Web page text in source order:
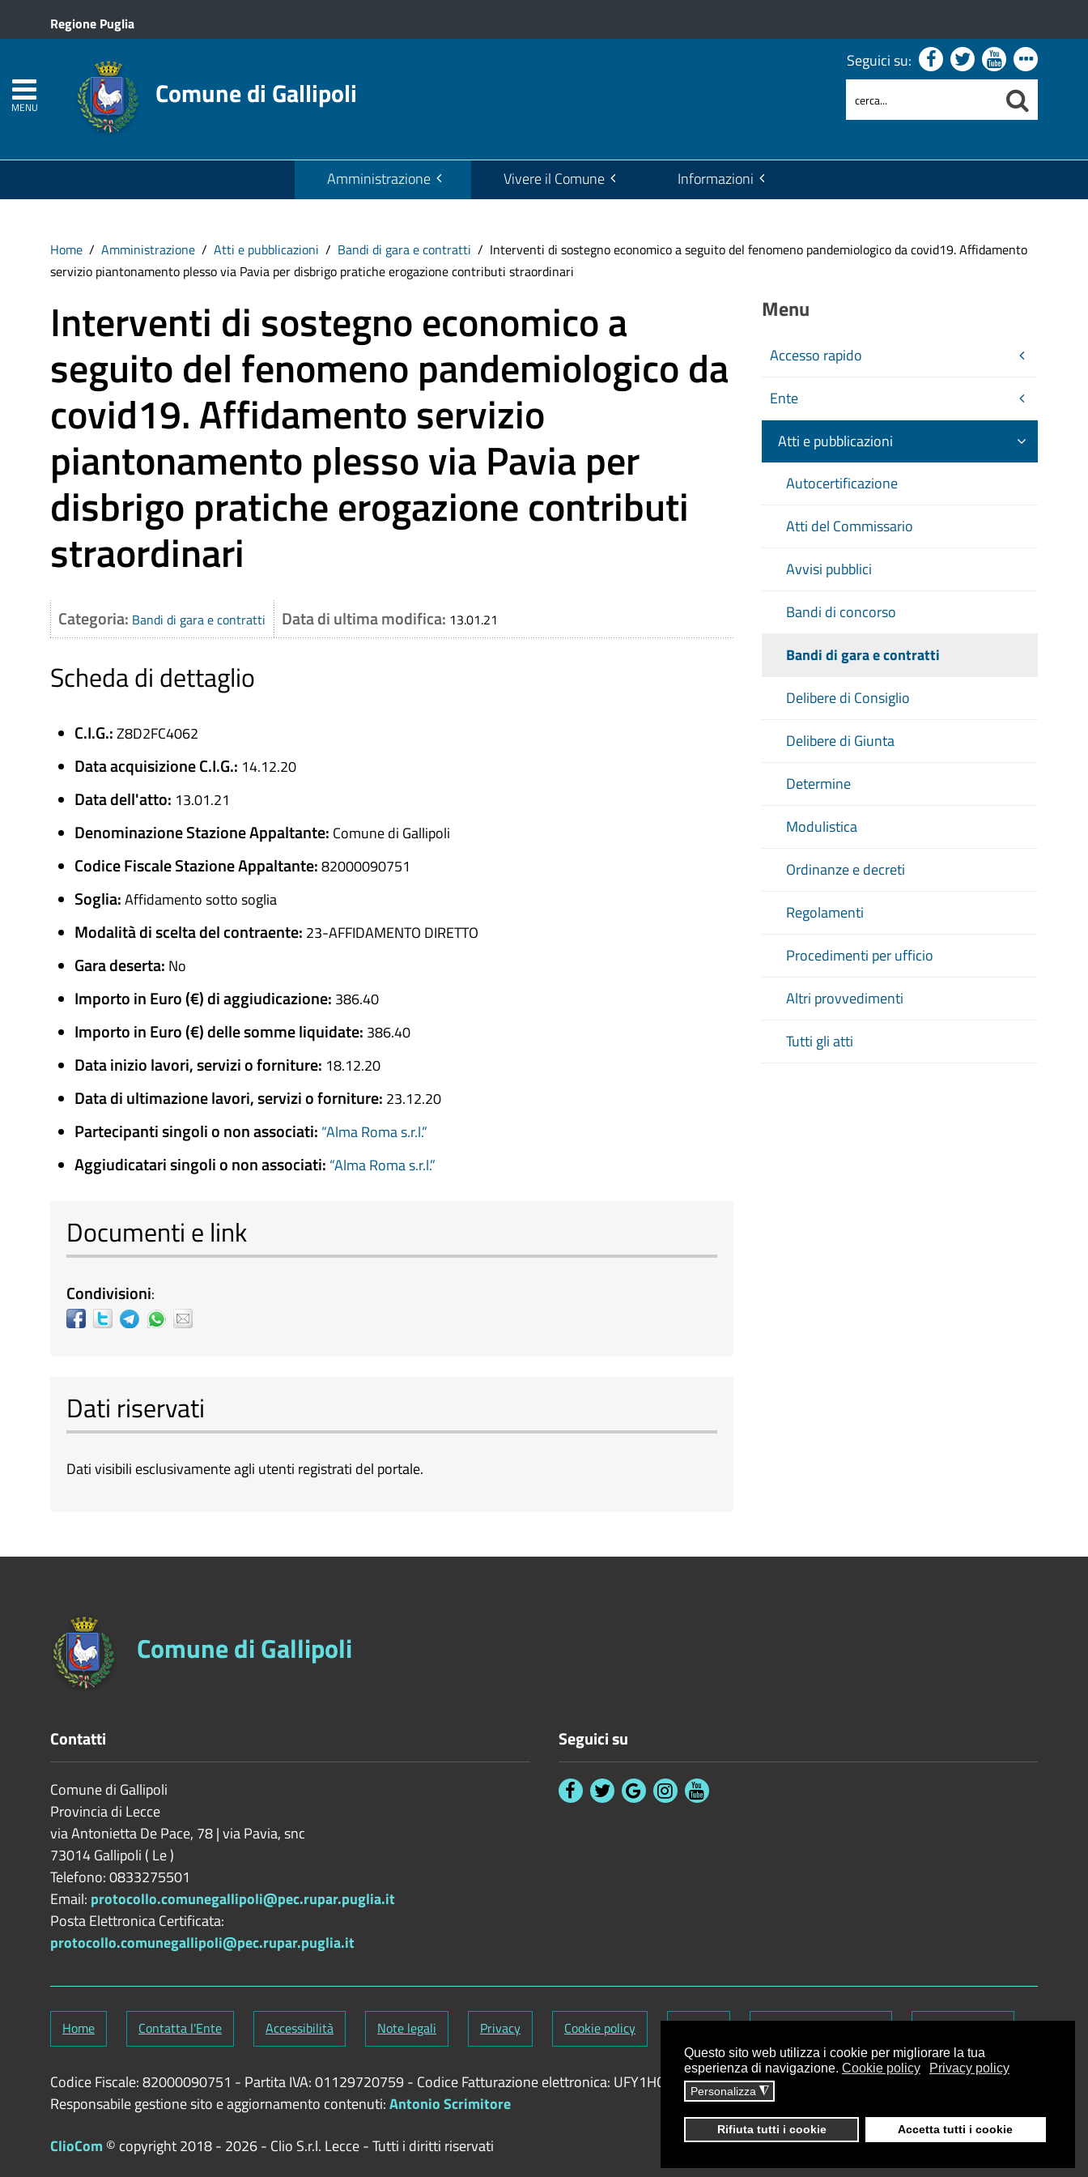
Questo sito web utilizza i cookie per migliorare la tua
esperienza di navigazione. Cookie policy Privacy policy
Personalizza ◮
Rifiuta tutti i cookie Accetta tutti i cookie
Regione Puglia
MENU Comune di Gallipoli
Seguici su:
Amministrazione Vivere il Comune Informazioni
Home Amministrazione Atti e pubblicazioni Bandi di gara e contratti
Interventi di sostegno economico a seguito del fenomeno pandemiologico da covid19. Affidamento
servizio piantonamento plesso via Pavia per disbrigo pratiche erogazione contributi straordinari
Interventi di sostegno economico a
seguito del fenomeno pandemiologico da
covid19. Affidamento servizio
piantonamento plesso via Pavia per
disbrigo pratiche erogazione contributi
straordinari
Categoria: Bandi di gara e contratti Data di ultima modifica: 13.01.21
Scheda di dettaglio
C.I.G.:Z8D2FC4062
Data acquisizione C.I.G.: 14.12.20
Data dell'atto: 13.01.21
Denominazione Stazione Appaltante: Comune di Gallipoli
Codice Fiscale Stazione Appaltante:82000090751
Soglia:Affidamento sotto soglia
Modalità di scelta del contraente: 23-AFFIDAMENTO DIRETTO
Gara deserta: No
Importo in Euro (€) di aggiudicazione: 386.40
Importo in Euro (€) delle somme liquidate: 386.40
Data inizio lavori, servizi o forniture: 18.12.20
Data di ultimazione lavori, servizi o forniture: 23.12.20
Partecipanti singoli o non associati: “Alma Roma s.r.l.”
Aggiudicatari singoli o non associati: “Alma Roma s.r.l.”
Documenti e link
Condivisioni:
Dati riservati
Dati visibili esclusivamente agli utenti registrati del portale.
Menu
Accesso rapido
Ente
Atti e pubblicazioni
Autocertificazione
Atti del Commissario
Avvisi pubblici
Bandi di concorso
Bandi di gara e contratti
Delibere di Consiglio
Delibere di Giunta
Determine
Modulistica
Ordinanze e decreti
Regolamenti
Procedimenti per ufficio
Altri provvedimenti
Tutti gli atti
Comune di Gallipoli
Contatti
Comune di Gallipoli
Provincia di Lecce
via Antonietta De Pace, 78 | via Pavia, snc
73014Gallipoli ( Le)
Telefono: 0833275501
Email: protocollo.comunegallipoli@pec.rupar.puglia.it
Posta Elettronica Certificata:
protocollo.comunegallipoli@pec.rupar.puglia.it
Seguici su
Home Contatta l'Ente Accessibilità Note legali Privacy Cookie policy
Codice Fiscale: 82000090751 - Partita IVA: 01129720759- Codice Fatturazione elettronica: UFY1HC
Responsabile gestione sito e aggiornamento contenuti:Antonio Scrimitore
ClioCom © copyright 2018 - 2026 - Clio S.r.l. Lecce - Tutti i diritti riservati